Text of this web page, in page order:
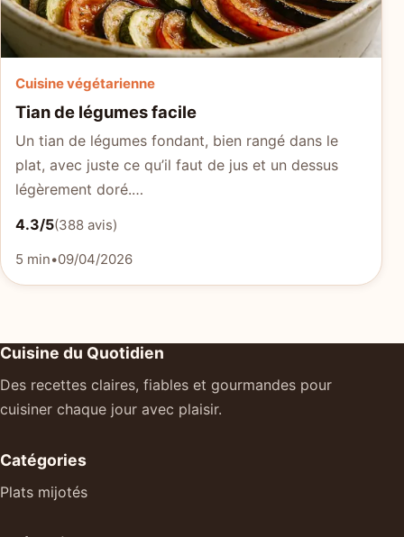
Cuisine végétarienne
Tian de légumes facile
Un tian de légumes fondant, bien rangé dans le
plat, avec juste ce qu’il faut de jus et un dessus
légèrement doré.…
4.3/5(388 avis)
5 min•09/04/2026
Cuisine du Quotidien
Des recettes claires, fiables et gourmandes pour
cuisiner chaque jour avec plaisir.
Catégories
Plats mijotés